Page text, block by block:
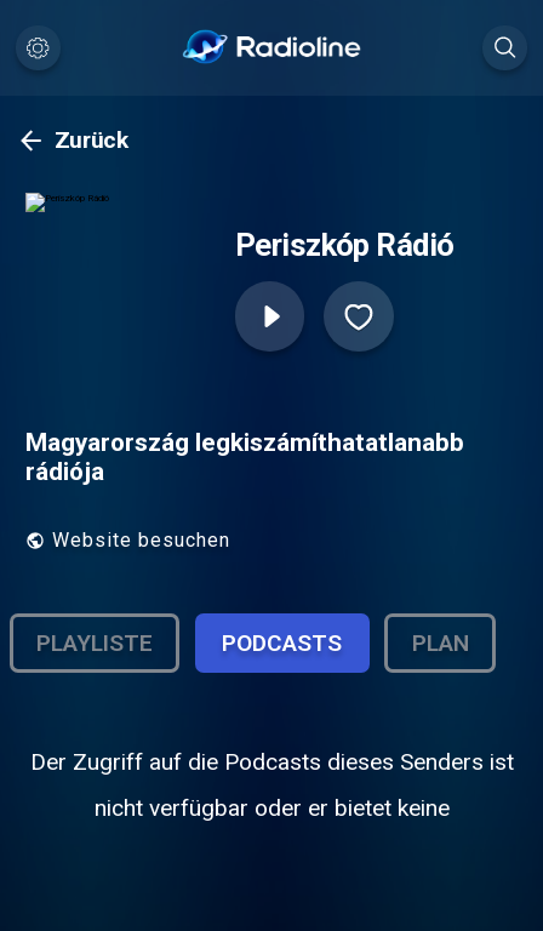
Zurück
Periszkóp Rádió
Magyarország legkiszámíthatatlanabb
rádiója
Website besuchen
PLAYLISTE PODCASTS PLAN
Der Zugriff auf die Podcasts dieses Senders ist
nicht verfügbar oder er bietet keine